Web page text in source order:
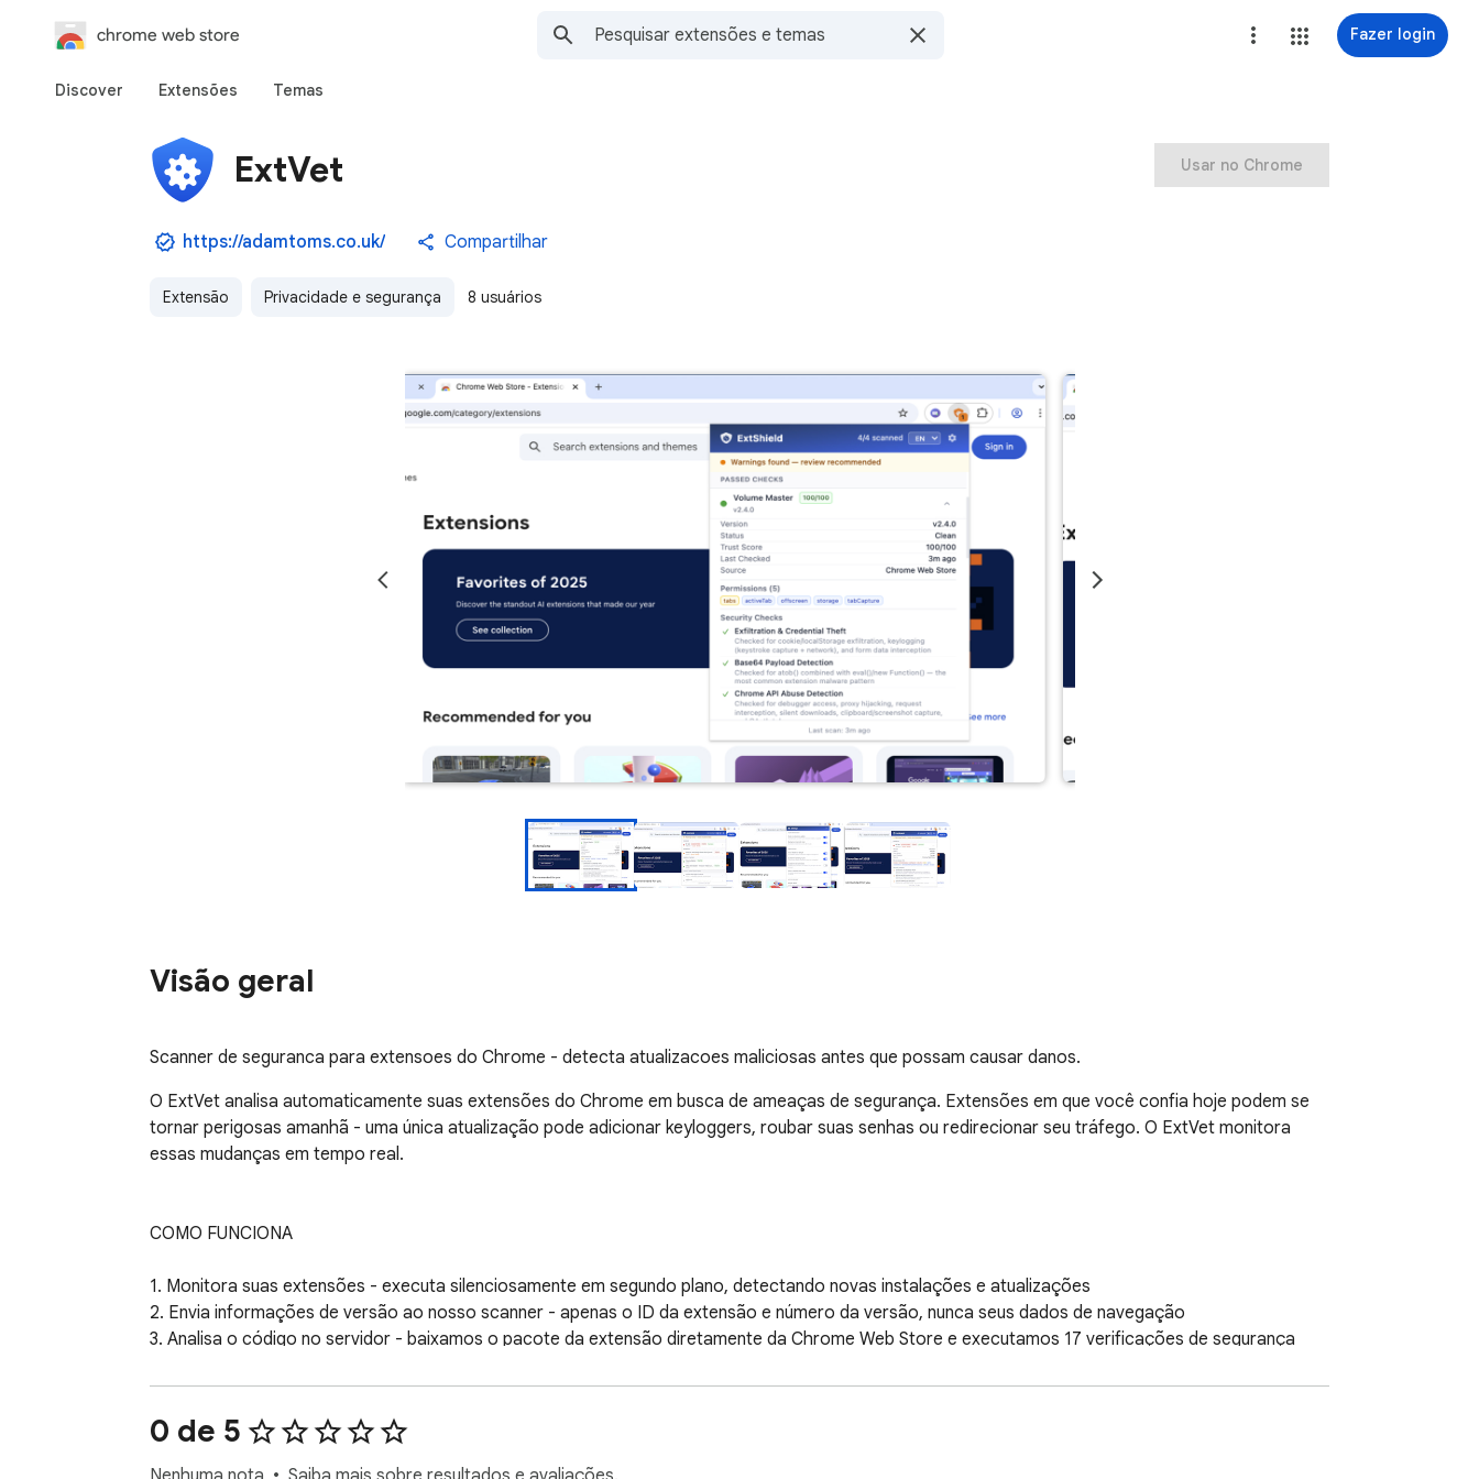
chrome web store Fazer login
Discover Extensões Temas
ExtVet
https://adamtoms.co.uk/ Compartilhar
Extensão Privacidade e segurança 8 usuários
Usar no Chrome
Visão geral
Scanner de seguranca para extensoes do Chrome - detecta atualizacoes maliciosas antes que possam causar danos.
O ExtVet analisa automaticamente suas extensões do Chrome em busca de ameaças de segurança. Extensões em que você confia hoje podem se
tornar perigosas amanhã - uma única atualização pode adicionar keyloggers, roubar suas senhas ou redirecionar seu tráfego. O ExtVet monitora
essas mudanças em tempo real.
COMO FUNCIONA
1. Monitora suas extensões - executa silenciosamente em segundo plano, detectando novas instalações e atualizações
2. Envia informações de versão ao nosso scanner - apenas o ID da extensão e número da versão, nunca seus dados de navegação
3. Analisa o código no servidor - baixamos o pacote da extensão diretamente da Chrome Web Store e executamos 17 verificações de segurança
O QUE ANALISAMOS
0 de 5